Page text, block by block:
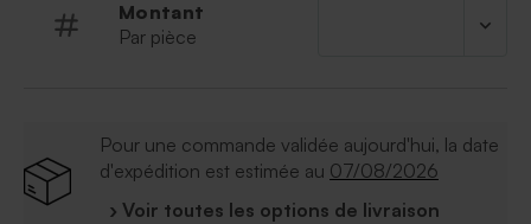
Montant
Par pièce
Pour une commande validée aujourd'hui, la date
d'expédition est estimée au 07/08/2026
› Voir toutes les options de livraison